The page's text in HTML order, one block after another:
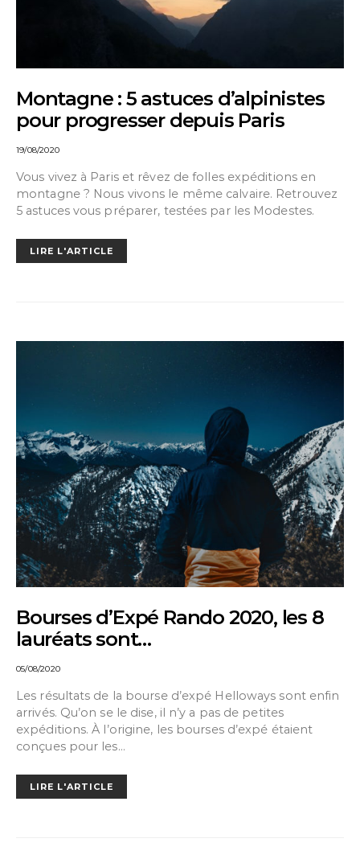
Montagne : 5 astuces d’alpinistes
pour progresser depuis Paris
19/08/2020
Vous vivez à Paris et rêvez de folles expéditions en
montagne ? Nous vivons le même calvaire. Retrouvez
5 astuces vous préparer, testées par les Modestes.
LIRE L'ARTICLE
Bourses d’Expé Rando 2020, les 8
lauréats sont…
05/08/2020
Les résultats de la bourse d’expé Helloways sont enfin
arrivés. Qu’on se le dise, il n’y a pas de petites
expéditions. À l’origine, les bourses d’expé étaient
conçues pour les…
LIRE L'ARTICLE